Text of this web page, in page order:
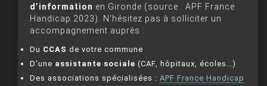
d’information en Gironde (source : APF France
Handicap 2023). N'hésitez pas à solliciter un
accompagnement auprès :
Du CCAS de votre commune
D’une assistante sociale (CAF, hôpitaux, écoles…)
Des associations spécialisées : APF France Handicap